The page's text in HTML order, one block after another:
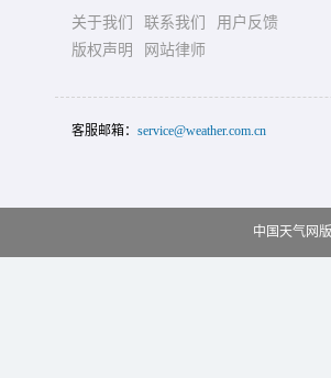
关于我们 联系我们
用户反馈
版权声明
网站律师
客服邮箱： service@weather.com.cn
中国天气网